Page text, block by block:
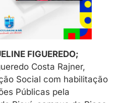
FIGUEREDO;
Costa Rajner,
Social com habilitação
Públicas pela